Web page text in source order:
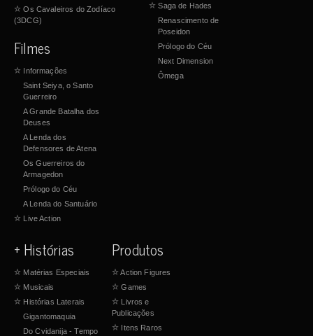
☆ Os Cavaleiros do Zodíaco
(3DCG)
Filmes
☆ Informações
Saint Seiya, o Santo
Guerreiro
A Grande Batalha dos
Deuses
A Lenda dos
Defensores de Atena
Os Guerreiros do
Armagedon
Prólogo do Céu
A Lenda do Santuário
☆ Live Action
☆ Saga de Hades
Renascimento de
Poseidon
Prólogo do Céu
Next Dimension
Ômega
+ Histórias
☆ Matérias Especiais
☆ Musicais
☆ Histórias Laterais
Gigantomaquia
Do Cvidanija - Tempo
Produtos
☆Action Figures
☆ Games
☆ Livros e
Publicações
☆ Itens Raros